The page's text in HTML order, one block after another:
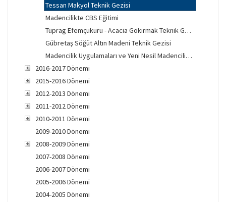
Tessan Makyol Teknik Gezisi
Madencilikte CBS Eğitimi
Tüprag Efemçukuru - Acacia Gökırmak Teknik Gezisi
Gübretaş Söğüt Altın Madeni Teknik Gezisi
Madencilik Uygulamaları ve Yeni Nesil Madencilik Teknolojileri Eğitimi
2016-2017 Dönemi
2015-2016 Dönemi
2012-2013 Dönemi
2011-2012 Dönemi
2010-2011 Dönemi
2009-2010 Dönemi
2008-2009 Dönemi
2007-2008 Dönemi
2006-2007 Dönemi
2005-2006 Dönemi
2004-2005 Dönemi